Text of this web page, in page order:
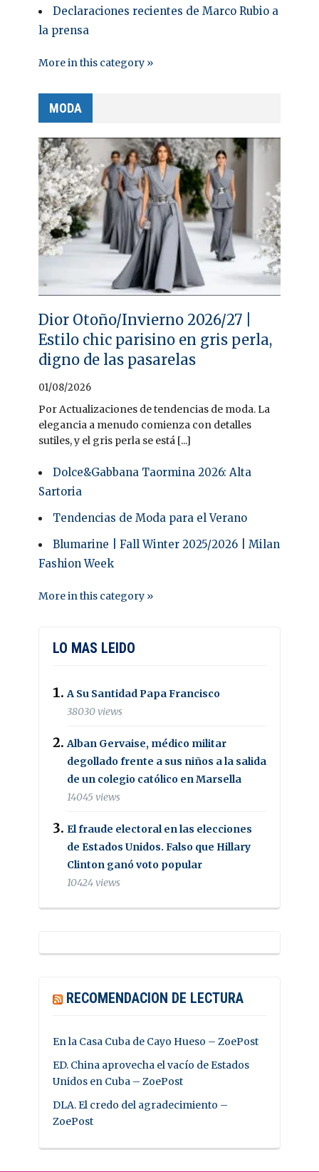
Declaraciones recientes de Marco Rubio a
la prensa
More in this category »
MODA
Dior Otoño/Invierno 2026/27 |
Estilo chic parisino en gris perla,
digno de las pasarelas
01/08/2026
Por Actualizaciones de tendencias de moda. La
elegancia a menudo comienza con detalles
sutiles, y el gris perla se está [...]
Dolce&Gabbana Taormina 2026: Alta
Sartoria
Tendencias de Moda para el Verano
Blumarine | Fall Winter 2025/2026 | Milan
Fashion Week
More in this category »
LO MAS LEIDO
A Su Santidad Papa Francisco
38030 views
Alban Gervaise, médico militar
degollado frente a sus niños a la salida
de un colegio católico en Marsella
14045 views
El fraude electoral en las elecciones
de Estados Unidos. Falso que Hillary
Clinton ganó voto popular
10424 views
RECOMENDACION DE LECTURA
En la Casa Cuba de Cayo Hueso – ZoePost
ED. China aprovecha el vacío de Estados
Unidos en Cuba – ZoePost
DLA. El credo del agradecimiento –
ZoePost